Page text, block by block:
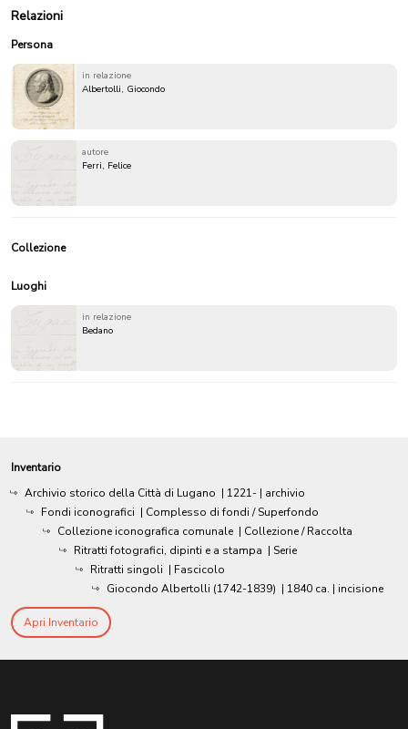
Relazioni
Persona
in relazione
Albertolli, Giocondo
autore
Ferri, Felice
Collezione
Luoghi
in relazione
Bedano
Inventario
Archivio storico della Città di Lugano | 1221- | archivio
Fondi iconografici | Complesso di fondi / Superfondo
Collezione iconografica comunale | Collezione / Raccolta
Ritratti fotografici, dipinti e a stampa | Serie
Ritratti singoli | Fascicolo
Giocondo Albertolli (1742-1839) | 1840 ca. | incisione
Apri Inventario